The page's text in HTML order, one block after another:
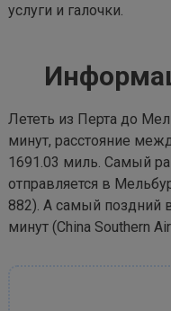
услуги и галочки.
Лететь из Перта до
минут, расстояние
1691.03 миль. Самый
отправляется в
882). А самый поздний
минут (China Southern